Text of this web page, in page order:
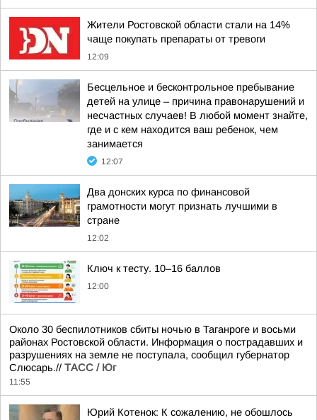
Жители Ростовской области стали на 14%
чаще покупать препараты от тревоги
12:09
Бесцельное и бесконтрольное пребывание
детей на улице – причина правонарушений и
несчастных случаев! В любой момент знайте,
где и с кем находится ваш ребенок, чем
занимается
12:07
Два донских курса по финансовой
грамотности могут признать лучшими в
стране
12:02
Ключ к тесту. 10–16 баллов
12:00
Около 30 беспилотников сбиты ночью в Таганроге и восьми
районах Ростовской области. Информация о пострадавших и
разрушениях на земле не поступала, сообщил губернатор
Слюсарь.// ТАСС / Юг
11:55
Юрий Котенок: К сожалению, не обошлось